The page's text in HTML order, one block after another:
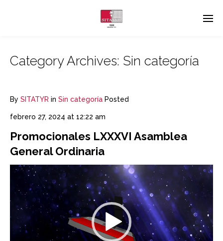
Category Archives: Sin categoría
By SITATYR in Sin categoría Posted
febrero 27, 2024 at 12:22 am
Promocionales LXXXVI Asamblea
General Ordinaria
Reproductor
vídeo